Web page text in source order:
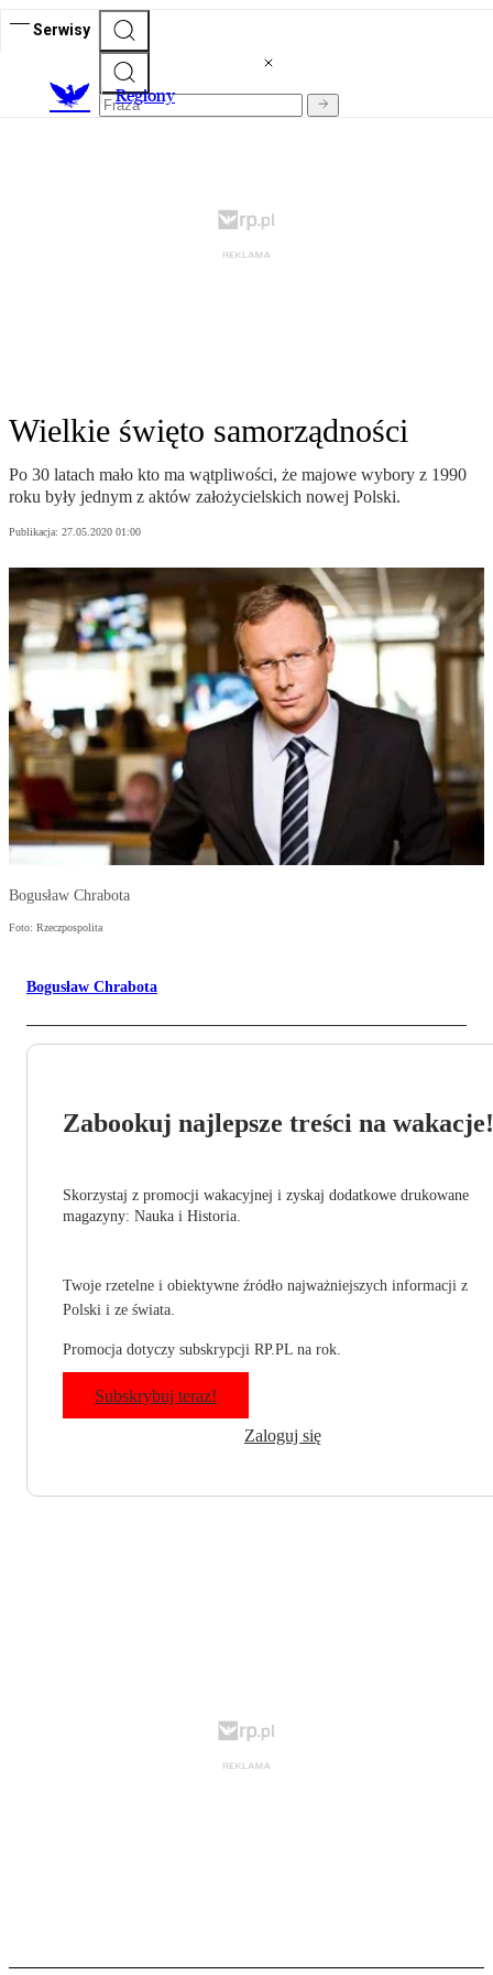
Serwisy
Regiony
Wielkie święto samorządności
Po 30 latach mało kto ma wątpliwości, że majowe wybory z 1990
roku były jednym z aktów założycielskich nowej Polski.
Publikacja: 27.05.2020 01:00
Bogusław Chrabota
Foto: Rzeczpospolita
Bogusław Chrabota
Zabookuj najlepsze treści na wakacje!
Skorzystaj z promocji wakacyjnej i zyskaj dodatkowe drukowane
magazyny: Nauka i Historia.
Twoje rzetelne i obiektywne źródło najważniejszych informacji z
Polski i ze świata.
Promocja dotyczy subskrypcji RP.PL na rok.
Subskrybuj teraz!
Zaloguj się